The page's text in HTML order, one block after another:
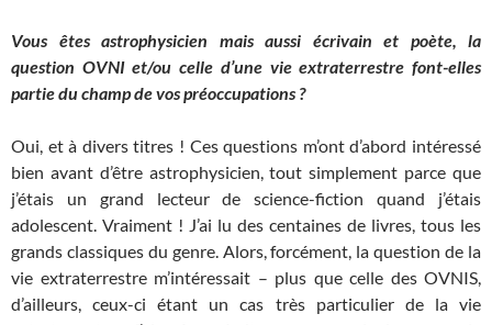
Vous êtes astrophysicien mais aussi écrivain et poète, la
question OVNI et/ou celle d’une vie extraterrestre font-elles
partie du champ de vos préoccupations ?
Oui, et à divers titres ! Ces questions m’ont d’abord intéressé
bien avant d’être astrophysicien, tout simplement parce que
j’étais un grand lecteur de science-fiction quand j’étais
adolescent. Vraiment ! J’ai lu des centaines de livres, tous les
grands classiques du genre. Alors, forcément, la question de la
vie extraterrestre m’intéressait – plus que celle des OVNIS,
d’ailleurs, ceux-ci étant un cas très particulier de la vie